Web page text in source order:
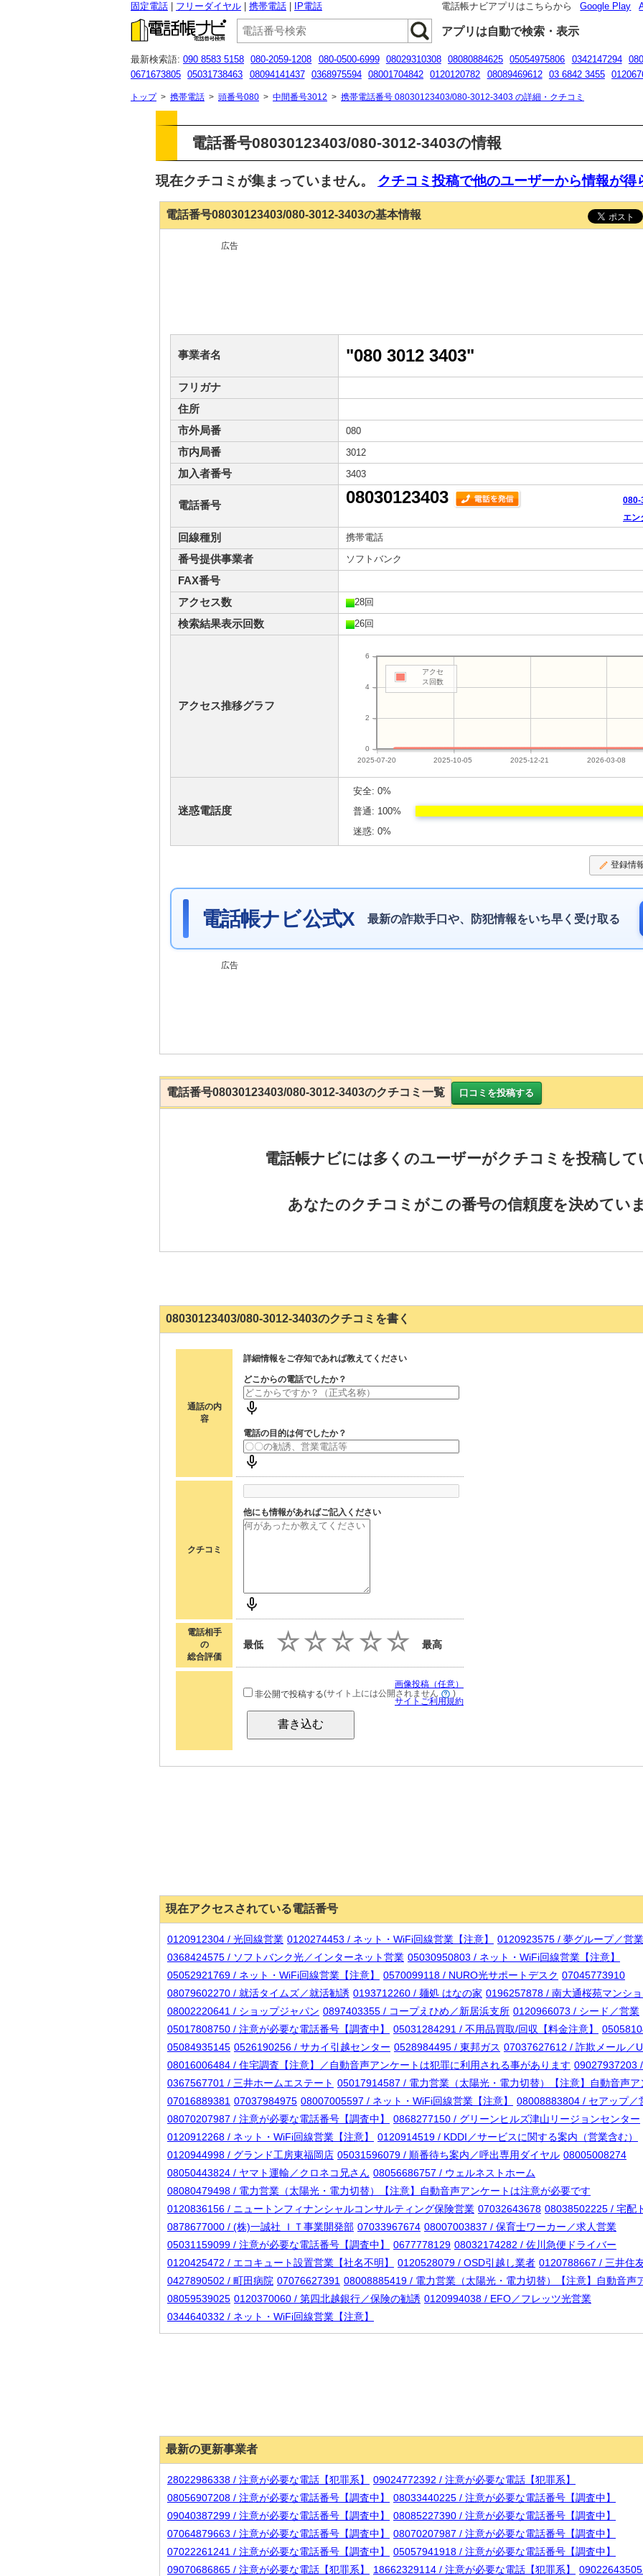
固定電話 フリーダイヤル 携帯電話 IP電話 電話帳ナビアプリはこちらから Google Play
アプリは自動で検索・表示
最新検索語: 090 8583 5158 080-2059-1208 080-0500-6999 08029310308 08080884625 05054975806 0342147294
0671673805
05031738463 08094141437 0368975594 08001704842 0120120782 08089469612 03 6842 3455
トップ> 携帯電話 > 頭番号080 > 中間番号3012 > 携帯電話番号 08030123403/080-3012-3403 の詳細・クチコミ
電話番号08030123403/080-3012-3403の情報
現在クチコミが集まっていません。 クチコミ投稿で他のユーザーから情報が得
電話番号08030123403/080-3012-3403の基本情報
広告
事業者名 "080 3012 3403"
フリガナ
住所
市外局番
080
市内局番 3012
加入者番号 3403
電話番号
080-
エン
08030123403
回線種別 携帯電話
番号提供事業者 ソフトバンク
FAX番号
アクセス数
28回
検索結果表示回数 26回
アクセス推移グラフ
2025-07-20 2025-10-05 2025-12-21 2026-03-08
0
2
4
6
アクセ
ス回数
迷惑電話度
安全: 0%
普通: 100%
迷惑: 0%
登録情
電話帳ナビ 公式X 最新の詐欺手口や、防犯情報をいち早く受け取る
広告
電話番号08030123403/080-3012-3403のクチコミ一覧 口コミを投稿する
電話帳ナビには多くのユーザーがクチコミを投稿して
あなたのクチコミがこの番号の信頼度を決めていま
08030123403/080-3012-3403のクチコミを書く
通話の内
容
詳細情報をご存知であれば教えてください
どこからの電話でしたか？
電話の目的は何でしたか？
クチコミ
他にも情報があればご記入ください
電話相手
の
総合評価
最低 最高
非公開で投稿する(サイト上には公開されません )
画像投稿（任意）
サイトご利用規約
現在アクセスされている電話番号
0120912304 / 光回線営業 0120274453 / ネット・WiFi回線営業【注意】
0120923575 / 夢グループ／営業
0368424575 / ソフトバンク光／インターネット営業 05030950803 / ネット・WiFi回線営業【注意】
05052921769 / ネット・WiFi回線営業【注意】
0570099118 / NURO光サポートデスク 07045773910
08079602270 / 就活タイムズ／就活勧誘 0193712260 / 麺処 はなの家 0196257878 / 南大通桜苑マンシ
08002220641 / ショップジャパン 0897403355 / コープえひめ／新居浜支所 0120966073 / シード／営業
05017808750 / 注意が必要な電話番号【調査中】
05031284291 / 不用品買取/回収【料金注意】
05084935145 0526190256 / サカイ引越センター 0528984495 / 東邦ガス 07037627612 / 詐欺メール／
08016006484 / 住宅調査【注意】／自動音声アンケートは犯罪に利用される事があります 09027937203
0367567701 / 三井ホームエステート 05017914587 / 電力営業（太陽光・電力切替）【注意】自動音声
07016889381 07037984975 08007005597 / ネット・WiFi回線営業【注意】
08008883804 / セアップ／
08070207987 / 注意が必要な電話番号【調査中】
0868277150 / グリーンヒルズ津山リージョンセンター
0120912268 / ネット・WiFi回線営業【注意】
0120914519 / KDDI／サービスに関する案内（営業含む）
0120944998 / グランド工房東福岡店 05031596079 / 順番待ち案内／呼出専用ダイヤル 08005008274
08050443824 / ヤマト運輸／クロネコ兄さん 08056686757 / ウェルネストホーム
08080479498 / 電力営業（太陽光・電力切替）【注意】自動音声アンケートは注意が必要です
0120836156 / ニュートンフィナンシャルコンサルティング保険営業 07032643678 08038502225 / 宅配
0878677000 / (株)一誠社 ＩＴ事業開発部 07033967674 08007003837 / 保育士ワーカー／求人営業
05031159099 / 注意が必要な電話番号【調査中】
0677778129 08032174282 / 佐川急便ドライバー
0120425472 / エコキュート設置営業【社名不明】
0120528079 / OSD引越し業者 0120788667 / 三井住
0427890502 / 町田病院 07076627391 08008885419 / 電力営業（太陽光・電力切替）【注意】自動音声
08059539025 0120370060 / 第四北越銀行／保険の勧誘 0120994038 / EFO／フレッツ光営業
0344640332 / ネット・WiFi回線営業【注意】
最新の更新事業者
28022986338 / 注意が必要な電話【犯罪系】
09024772392 / 注意が必要な電話【犯罪系】
08056907208 / 注意が必要な電話番号【調査中】
08033440225 / 注意が必要な電話番号【調査中】
09040387299 / 注意が必要な電話番号【調査中】
08085227390 / 注意が必要な電話番号【調査中】
07064879663 / 注意が必要な電話番号【調査中】
08070207987 / 注意が必要な電話番号【調査中】
07022261241 / 注意が必要な電話番号【調査中】
05057941918 / 注意が必要な電話番号【調査中】
09070686865 / 注意が必要な電話【犯罪系】
18662329114 / 注意が必要な電話【犯罪系】 09022643505